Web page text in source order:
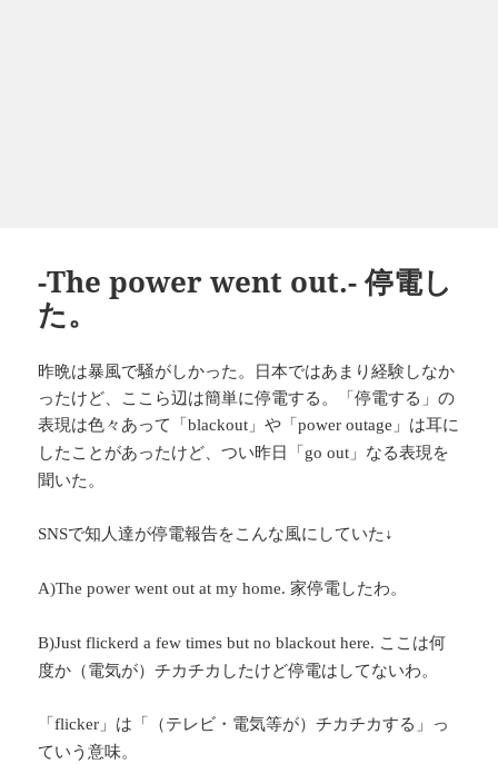
-The power went out.- 停電し
た。
昨晩は暴風で騒がしかった。日本ではあまり経験しなか
ったけど、ここら辺は簡単に停電する。「停電する」の
表現は色々あって「blackout 」や「power outage 」は耳に
したことがあったけど、つい昨日「go out 」なる表現を
聞いた。
SNSで知人達が停電報告をこんな風にしていた↓
A)The power went out at my home.家停電したわ。
B)Just flickerd a few times but no blackout here. ここは何
度か（電気が）チカチカしたけど停電はしてないわ。
「flicker 」は「（テレビ・電気等が）チカチカする」っ
ていう意味。